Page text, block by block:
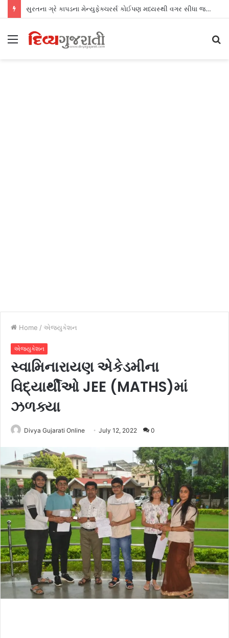
સુરતના ગ્રે કાપડના મેન્યુફેક્ચરર્સ કોઈપણ મધ્યસ્થી વગર સીધા જ શ્રીલંકાના આધુનિક ગારમેન્ટ યુનિટ્સને ફેબ્રિક એક્સપોર્ટ કરી શકશે
Menu
Home / એજ્યુકેશન
એજ્યુકેશન
સ્વામિનારાયણ એકેડમીના
વિદ્યાર્થીઓ JEE (MATHS)માં
ઝળક્યા
Divya Gujarati Online July 12, 2022 0